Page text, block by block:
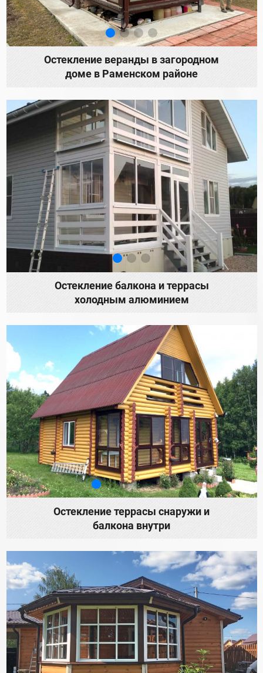
Остекление веранды в загородном
доме в Раменском районе
Остекление балкона и террасы
холодным алюминием
Остекление террасы снаружи и
балкона внутри